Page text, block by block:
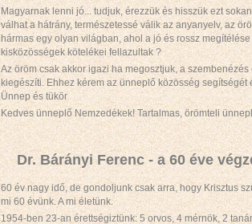
Magyarnak lenni jó... tudjuk, érezzük és hisszük ezt
válhat a hátrány, természetessé válik az anyanyelv, az
hármas egy olyan világban, ahol a jó és rossz
kisközösségek kötelékei fellazultak ?
Az öröm csak akkor igazi ha megosztjuk, a
kiegészíti. Ehhez kérem az ünneplő közösség segítségét
Ünnep és tükör
Kedves ünneplő Nemzedékek! Tartalmas, örömteli
Dr. Bárányi Ferenc - a 60 éve
60 év nagy idő, de gondoljunk csak arra, hogy Krisztus
mi 60 évünk. A mi életünk.
1954-ben 23-an érettségiztünk: 5 orvos, 4 mérnök, 2